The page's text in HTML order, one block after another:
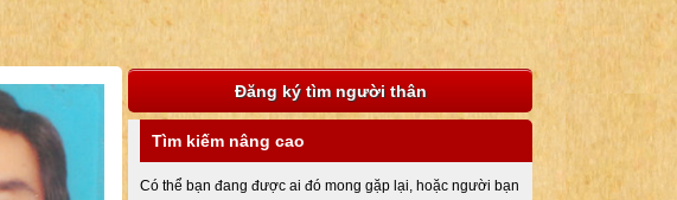
Đăng ký tìm người thân
Tìm kiếm nâng cao
Có thể bạn đang được ai đó mong gặp lại, hoặc người bạn